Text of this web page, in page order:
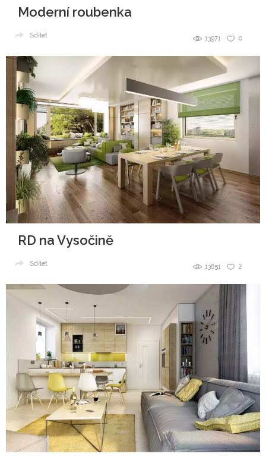
Moderní roubenka
0
13971
Sdílet
RD na Vysočině
2
13851
Sdílet